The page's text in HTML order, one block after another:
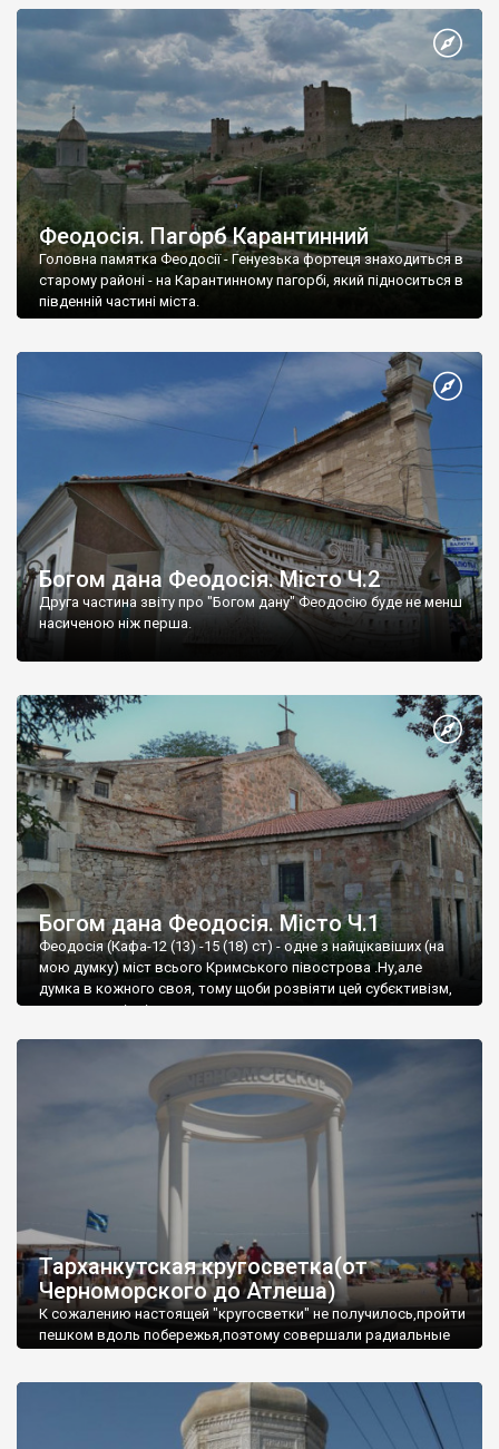
Феодосія. Пагорб Карантинний
Головна памятка Феодосії - Генуезька фортеця знаходиться в
старому районі - на Карантинному пагорбі, який підноситься в
південній частині міста.
Богом дана Феодосія. Місто Ч.2
Друга частина звіту про "Богом дану" Феодосію буде не менш
насиченою ніж перша.
Богом дана Феодосія. Місто Ч.1
Феодосія (Кафа-12 (13) -15 (18) ст) - одне з найцікавіших (на
мою думку) міст всього Кримського півострова .Ну,але
думка в кожного своя, тому щоби розвіяти цей субєктивізм,
запрошую відвідати це
Тарханкутская кругосветка(от
Черноморского до Атлеша)
К сожалению настоящей "кругосветки" не получилось,пройти
пешком вдоль побережья,поэтому совершали радиальные